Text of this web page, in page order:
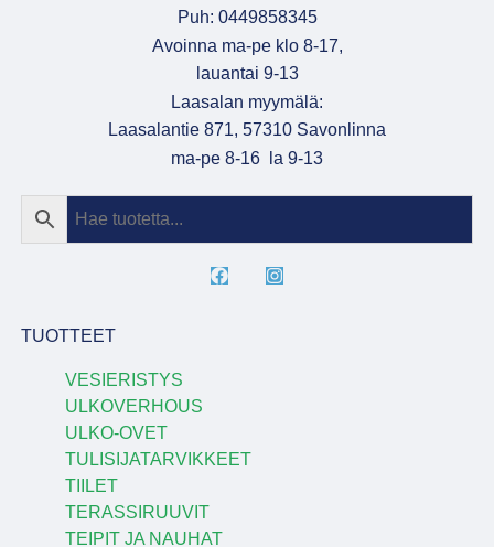
Puh: 0449858345
Avoinna ma-pe klo 8-17,
lauantai 9-13
Laasalan myymälä:
Laasalantie 871, 57310 Savonlinna
ma-pe 8-16 la 9-13
TUOTTEET
VESIERISTYS
ULKOVERHOUS
ULKO-OVET
TULISIJATARVIKKEET
TIILET
TERASSIRUUVIT
TEIPIT JA NAUHAT